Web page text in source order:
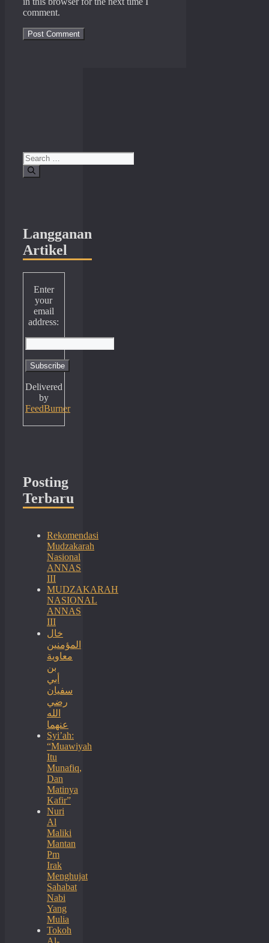
comment.
Search
for:
Langganan
Artikel
Enter
your
email
address:
Delivered
by
FeedBurner
Posting
Terbaru
Rekomendasi
Mudzakarah
Nasional
ANNAS
III
MUDZAKARAH
NASIONAL
ANNAS
III
خال
المؤمنين
معاوية
بن
أبي
سفيان
رضي
الله
عنهما
Syi’ah:
“Muawiyah
Itu
Munafiq,
Dan
Matinya
Kafir”
Nuri
Al
Maliki
Mantan
Pm
Irak
Menghujat
Sahabat
Nabi
Yang
Mulia
Tokoh
Al-